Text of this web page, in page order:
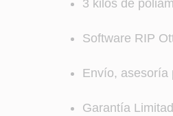
3 kilos de
Software RIP
Envío, asesoría
Garantía